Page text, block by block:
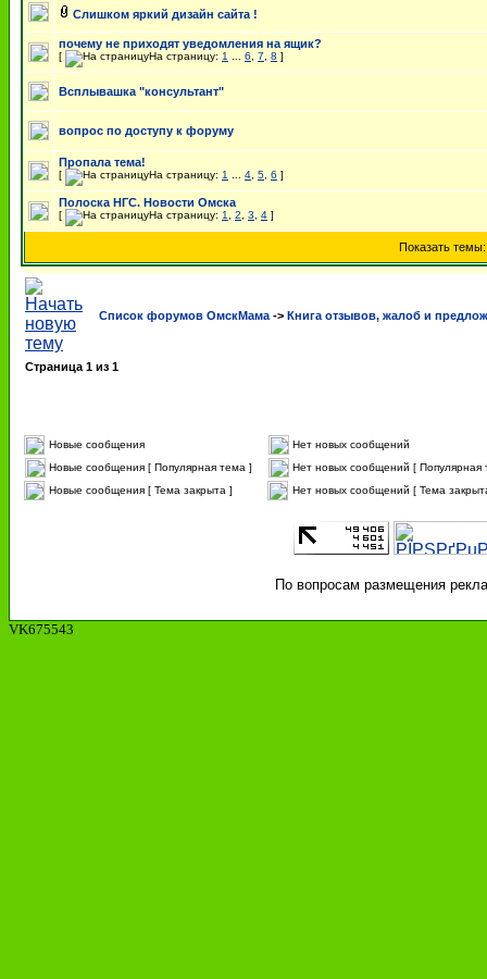
Слишком яркий дизайн сайта !
почему не приходят уведомления на ящик?
[ На страницу: 1 6 7 8 ]
Всплывашка "консультант"
вопрос по доступу к форуму
Пропала тема!
[ На страницу: 1 4 5 6 ]
Полоска НГС. Новости Омска
[ На страницу: 1 2 3 4 ]
Показать
Список форумов ОмскМама -> Книга отзывов, жалоб и
Страница 1 из 1
Новые сообщения
Нет новых сообщений
Новые сообщения [ Популярная тема ]
Нет новых сообщений [ Популярная
Новые сообщения [ Тема закрыта ]
Нет новых сообщений [ Тема
По вопросам размещения
VK675543